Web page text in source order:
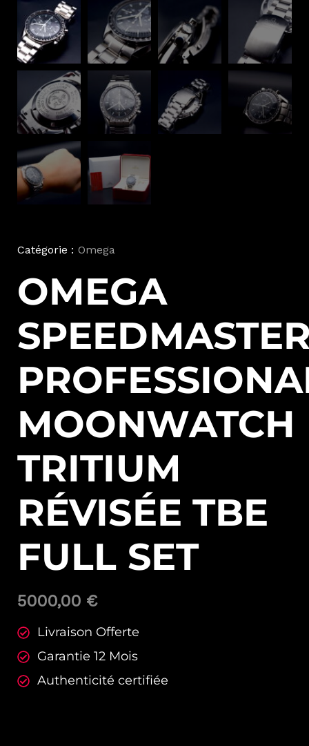
Catégorie : Omega
OMEGA
MOONWATCH
TRITIUM
RÉVISÉE TBE
FULL SET
5000,00 €
Livraison Offerte
Garantie 12 Mois
Authenticité certifiée